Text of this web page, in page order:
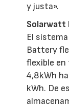
y justa».
Solarwatt
El
Battery
flexible en
4,8kWh
kWh. De